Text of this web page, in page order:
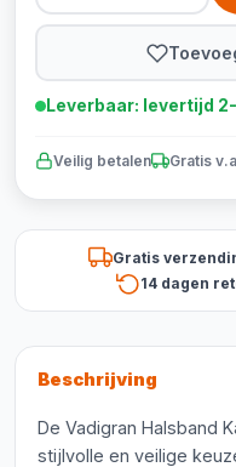
Leverbaar: levertijd
Veilig betalen Gratis
Gratis
14 dagen
Beschrijving
De Vadigran Halsband
stijlvolle en veilige